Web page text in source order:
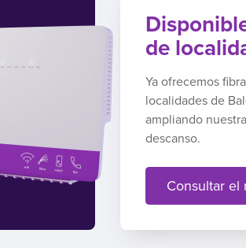
de
Ya ofrecemos
localidades de
ampliando
descanso.
Consultar el